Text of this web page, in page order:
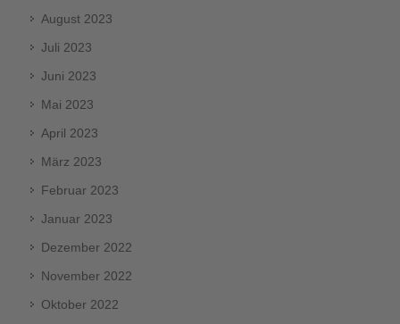
August 2023
Juli 2023
Juni 2023
Mai 2023
April 2023
März 2023
Februar 2023
Januar 2023
Dezember 2022
November 2022
Oktober 2022